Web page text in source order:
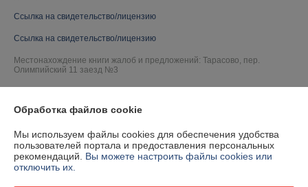
Ссылка на свидетельство/лицензию
Ссылка на свидетельство/лицензию
Местонахождение книги жалоб и предложений: Тарасово, пер.
Олимпийский 11 заезд №3
Обработка файлов cookie
Мы используем файлы cookies для обеспечения удобства
пользователей портала и предоставления персональных
рекомендаций. Вы можете настроить файлы cookies или
отключить их.